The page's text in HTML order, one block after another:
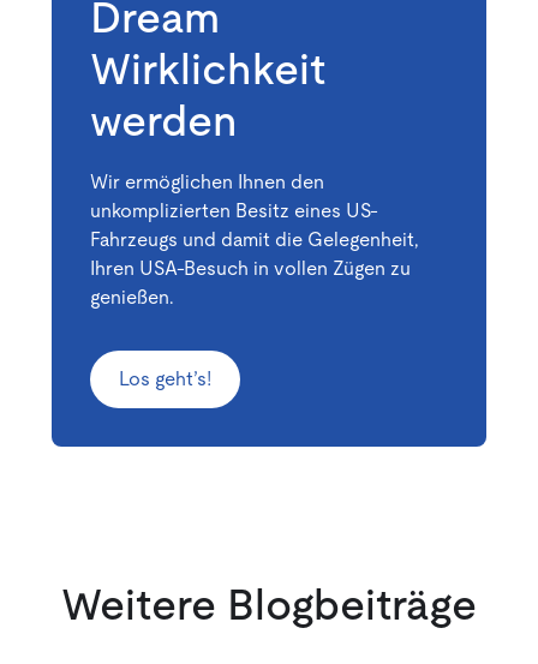
Dream
Wirklichkeit
werden
Wir ermöglichen Ihnen den
unkomplizierten Besitz eines US-
Fahrzeugs und damit die Gelegenheit,
Ihren USA-Besuch in vollen Zügen zu
genießen.
Los geht’s!
Weitere Blogbeiträge